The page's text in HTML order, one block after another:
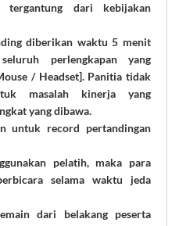
dari kebijakan
diberikan waktu 5 menit
perlengkapan yang
/ Headset]. Panitia tidak
masalah kinerja yang
yang dibawa.
untuk record pertandingan
pelatih, maka para
selama waktu jeda
dari belakang peserta